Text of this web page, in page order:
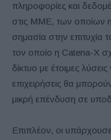
πληροφορίες και
στις ΜΜΕ, των οποίων η
σημασία στην επιτυχία
τον οποίο η Catena-X
δίκτυο με έτοιμες
επιχειρήσεις θα
μικρή επένδυση σε
Επιπλέον, οι